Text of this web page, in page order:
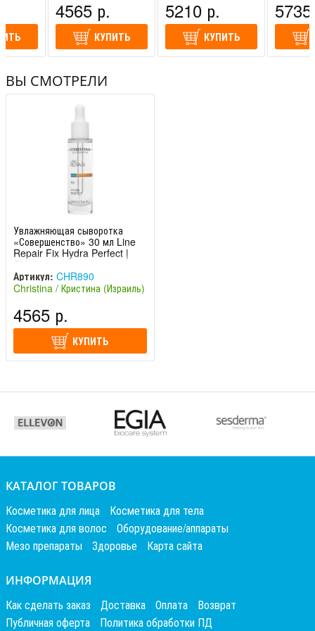
4565 р.
КУПИТЬ
5210 р.
КУПИТЬ
ВЫ СМОТРЕЛИ
Увлажняющая сыворотка
«Совершенство» 30 мл Line
Repair Fix Hydra Perfect |
Christina
Артикул: CHR890
Christina / Кристина (Израиль)
4565 р.
КУПИТЬ
КАТАЛОГ ТОВАРОВ
Косметика для лица
Косметика для тела
Косметика для волос
Оборудование/аппараты
Мезо препараты
Здоровье Карта сайта
ИНФОРМАЦИЯ
Как сделать заказ Доставка Оплата
Возврат
Публичная оферта
Политика обработки ПД